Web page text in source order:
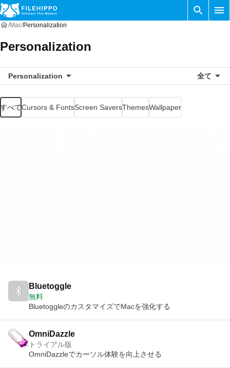
Mac Personalization
Personalization
Personalization 全て
すべてCursors & FontsScreen SaversThemesWallpaper
Bluetoggle
無料
BluetoggleのカスタマイズでMacを強化する
OmniDazzle
トライアル版
OmniDazzleでカーソル体験を向上させる